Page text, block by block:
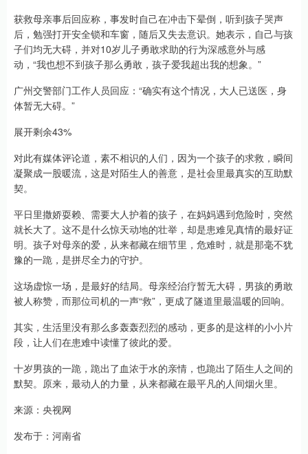
获救母亲事后回应称，事发时自己在冲击下晕倒，听到孩子哭声
后，勉强打开安全锁和车窗，随后又失去意识。她表示，自己与孩
子们均无大碍，并对10岁儿子勇敢求助的行为深感意外与感
动，“我也想不到孩子那么勇敢，孩子爱我超出我的想象。”
广州交警部门工作人员回应：“确实有这个情况，大人已送医，身
体暂无大碍。”
展开剩余43%
对此有媒体评论道，素不相识的人们，因为一个孩子的求救，瞬间
凝聚成一股暖流，这是对陌生人的善意，是社会里最真实的互助默
契。
平日里撒娇耍赖、需要大人护着的孩子，在妈妈遇到危险时，突然
就长大了。这不是什么惊天动地的壮举，却是患难见真情的最好证
明。孩子对母亲的爱，从来都藏在细节里，危难时，就是那毫不犹
豫的一跪，是拼尽全力的守护。
这场虚惊一场，是最好的结局。母亲经治疗暂无大碍，男孩的勇敢
被人称赞，而那位司机的一声“救”，更成了隧道里最温暖的回响。
其实，生活里没有那么多轰轰烈烈的感动，更多的是这样的小小片
段，让人们在患难中读懂了彼此的爱。
十岁男孩的一跪，跪出了血浓于水的亲情，也跪出了陌生人之间的
默契。原来，最动人的力量，从来都藏在最平凡的人间烟火里。
来源：央视网
发布于：河南省